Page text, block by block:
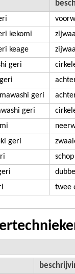
kekomi
keage
geri
geri
geri
geri
twee